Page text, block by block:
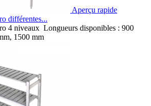
Aperçu rapide
différentes...
4 niveaux Longueurs disponibles : 900
1500 mm